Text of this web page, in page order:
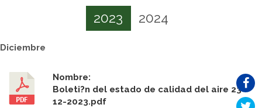
2023 2024
Diciembre
Nombre:
Boleti?n del estado de calidad del aire 23-
12-2023.pdf